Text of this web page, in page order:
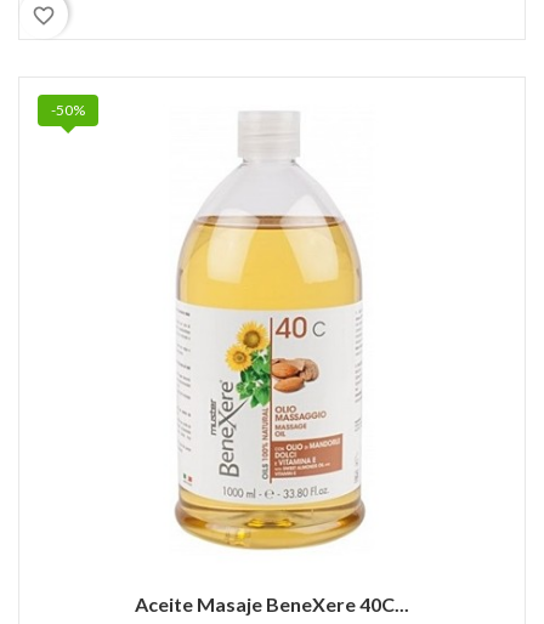
favorite_border
Aceite Masaje BeneXere 40C...
-50%